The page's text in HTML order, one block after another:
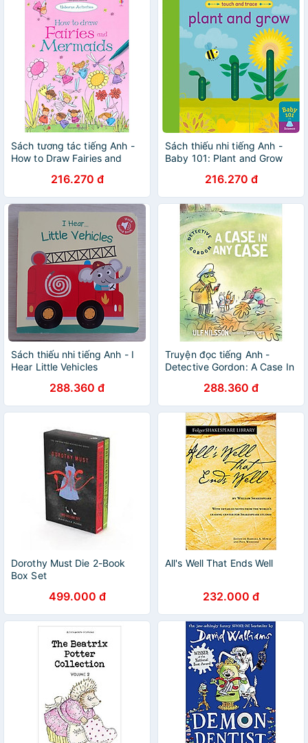
Sách tương tác tiếng Anh -
How to Draw Fairies and
216.270 đ
Sách thiếu nhi tiếng Anh -
Baby 101: Plant and Grow
216.270 đ
Sách thiếu nhi tiếng Anh - I
Hear Little Vehicles
288.360 đ
Truyện đọc tiếng Anh -
Detective Gordon: A Case In
288.360 đ
Dorothy Must Die 2-Book
Box Set
499.000 đ
All's Well That Ends Well
232.000 đ